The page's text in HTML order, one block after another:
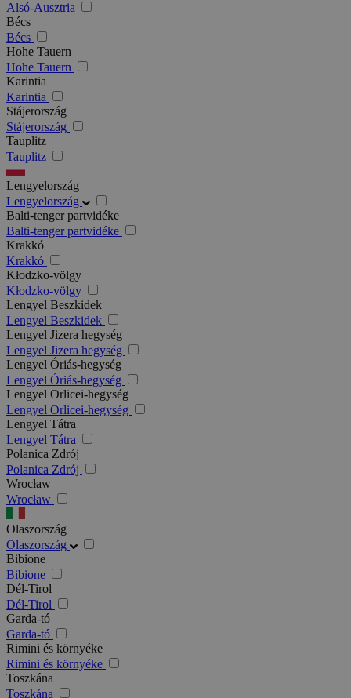
Alsó-Ausztria
Bécs
Bécs
Hohe Tauern
Hohe Tauern
Karintia
Karintia
Stájerország
Stájerország
Tauplitz
Tauplitz
Lengyelország
Lengyelország
Balti-tenger partvidéke
Balti-tenger partvidéke
Krakkó
Krakkó
Kłodzko-völgy
Kłodzko-völgy
Lengyel Beszkidek
Lengyel Beszkidek
Lengyel Jizera hegység
Lengyel Jizera hegység
Lengyel Óriás-hegység
Lengyel Óriás-hegység
Lengyel Orlicei-hegység
Lengyel Orlicei-hegység
Lengyel Tátra
Lengyel Tátra
Polanica Zdrój
Polanica Zdrój
Wrocław
Wrocław
Olaszország
Olaszország
Bibione
Bibione
Dél-Tirol
Dél-Tirol
Garda-tó
Garda-tó
Rimini és környéke
Rimini és környéke
Toszkána
Toszkána